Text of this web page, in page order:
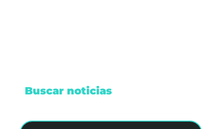
Buscar noticias